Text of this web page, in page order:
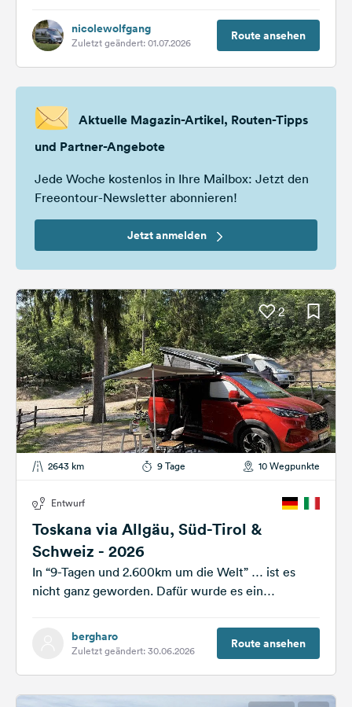
nicolewolfgang
Zuletzt geändert: 01.07.2026 Route ansehen
Aktuelle Magazin-Artikel, Routen-Tipps
und Partner-Angebote
Jede Woche kostenlos in Ihre Mailbox: Jetzt den
Freeontour-Newsletter abonnieren!
Jetzt anmelden
2
2643 km 9 Tage 10 Wegpunkte
Entwurf
Toskana via Allgäu, Süd-Tirol &
Schweiz - 2026
In “9-Tagen und 2.600km um die Welt” … ist es
nicht ganz geworden. Dafür wurde es ein
bergharo
Zuletzt geändert: 30.06.2026 Route ansehen